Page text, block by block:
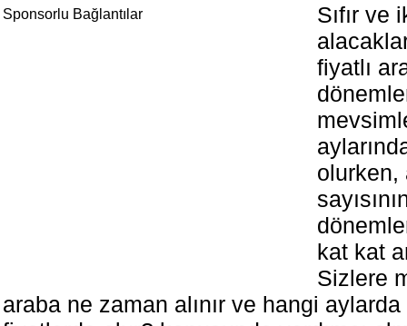
Sponsorlu Bağlantılar
Sıfır ve
fiyatlı
olurken,
kat kat
Sizlere
araba ne zaman alınır ve hangi